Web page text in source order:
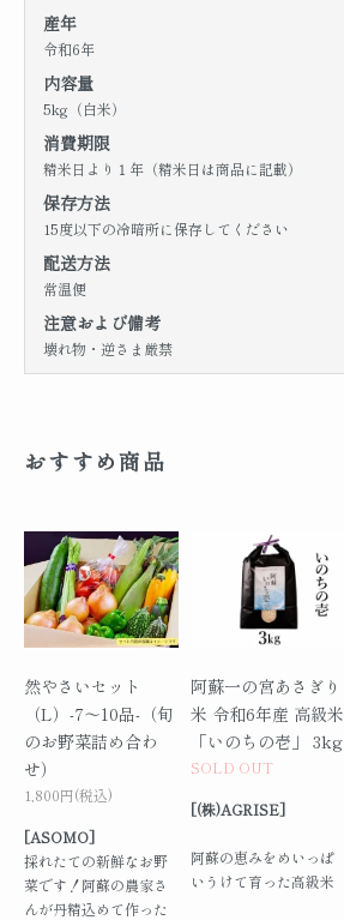
産年
令和6年
内容量
5kg（白米）
消費期限
精米日より１年（精米日は商品に記載）
保存方法
15度以下の冷暗所に保存してください
配送方法
常温便
注意および備考
壊れ物・逆さま厳禁
おすすめ商品
然やさいセット
（L）-7～10品-（旬
のお野菜詰め合わ
せ）
1,800円(税込)
[ASOMO]
採れたての新鮮なお野
菜です！阿蘇の農家さ
んが丹精込めて作った
阿蘇一の宮あさぎり
米 令和6年産 高級米
「いのちの壱」 3kg
SOLD OUT
[(株)AGRISE]
阿蘇の恵みをめいっぱ
いうけて育った高級米